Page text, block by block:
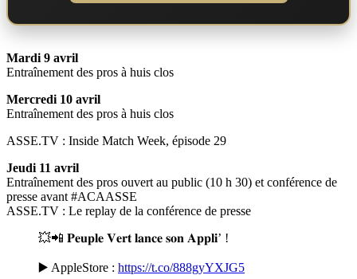
Mardi 9 avril
Entraînement des pros à huis clos
Mercredi 10 avril
Entraînement des pros à huis clos
ASSE.TV : Inside Match Week, épisode 29
Jeudi 11 avril
Entraînement des pros ouvert au public (10 h 30) et conférence de
presse avant #ACAASSE
ASSE.TV : Le replay de la conférence de presse
💥📲 𝐏𝐞𝐮𝐩𝐥𝐞 𝐕𝐞𝐫𝐭 𝐥𝐚𝐧𝐜𝐞 𝐬𝐨𝐧 𝐀𝐩𝐩𝐥𝐢’ !
▶️ AppleStore : https://t.co/888gyYXJG5